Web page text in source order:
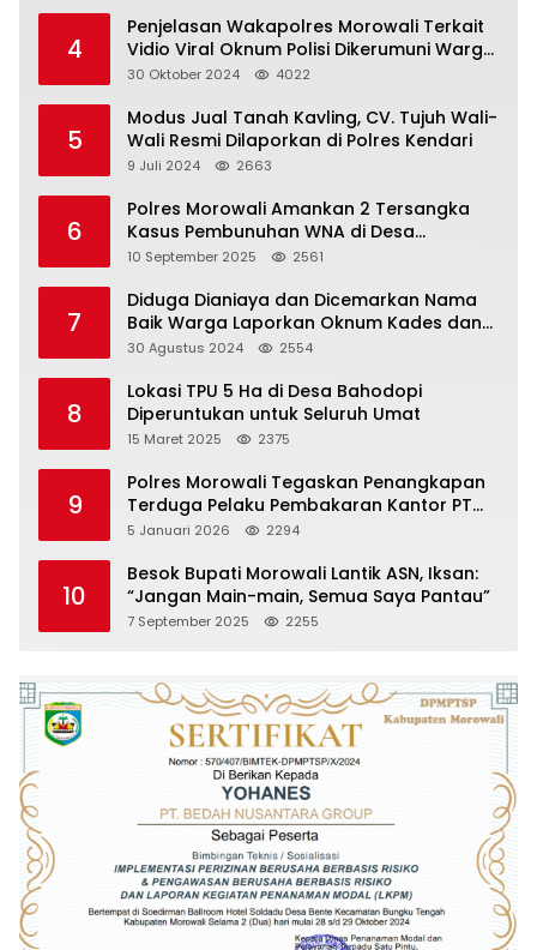
4
Penjelasan Wakapolres Morowali Terkait
Vidio Viral Oknum Polisi Dikerumuni Warga
Bahodopi
30 Oktober 2024 4022
5
Modus Jual Tanah Kavling, CV. Tujuh Wali-
Wali Resmi Dilaporkan di Polres Kendari
9 Juli 2024 2663
6
Polres Morowali Amankan 2 Tersangka
Kasus Pembunuhan WNA di Desa
Topogaro
10 September 2025 2561
7
Diduga Dianiaya dan Dicemarkan Nama
Baik Warga Laporkan Oknum Kades dan
Oknum Polisi
30 Agustus 2024 2554
8
Lokasi TPU 5 Ha di Desa Bahodopi
Diperuntukan untuk Seluruh Umat
15 Maret 2025 2375
9
Polres Morowali Tegaskan Penangkapan
Terduga Pelaku Pembakaran Kantor PT
RCP Sesuai Prosedur
5 Januari 2026 2294
10
Besok Bupati Morowali Lantik ASN, Iksan:
“Jangan Main-main, Semua Saya Pantau”
7 September 2025 2255